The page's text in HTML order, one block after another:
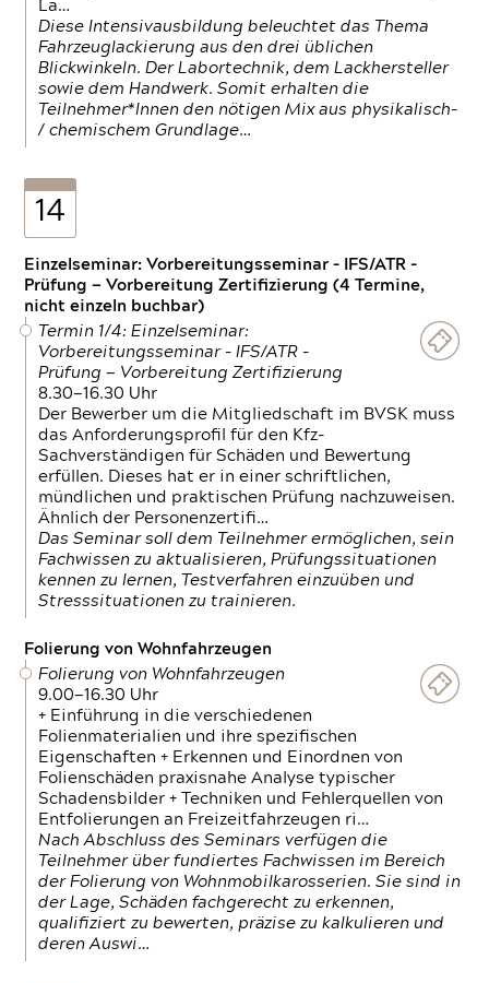
La…
Diese Intensivausbildung beleuchtet das Thema
Fahrzeuglackierung aus den drei üblichen
Blickwinkeln. Der Labortechnik, dem Lackhersteller
sowie dem Handwerk. Somit erhalten die
Teilnehmer*Innen den nötigen Mix aus physikalisch-
/ chemischem Grundlage…
14
Einzelseminar: Vorbereitungsseminar - IFS/ATR -
Prüfung — Vorbereitung Zertifizierung (4 Termine,
nicht einzeln buchbar)
Termin 1/4: Einzelseminar:
Vorbereitungsseminar - IFS/ATR -
Prüfung — Vorbereitung Zertifizierung
8.30—16.30 Uhr
Der Bewerber um die Mitgliedschaft im BVSK muss
das Anforderungsprofil für den Kfz-
Sachverständigen für Schäden und Bewertung
erfüllen. Dieses hat er in einer schriftlichen,
mündlichen und praktischen Prüfung nachzuweisen.
Ähnlich der Personenzertifi…
Das Seminar soll dem Teilnehmer ermöglichen, sein
Fachwissen zu aktualisieren, Prüfungssituationen
kennen zu lernen, Testverfahren einzuüben und
Stresssituationen zu trainieren.
Folierung von Wohnfahrzeugen
Folierung von Wohnfahrzeugen
9.00—16.30 Uhr
+ Einführung in die verschiedenen
Folienmaterialien und ihre spezifischen
Eigenschaften + Erkennen und Einordnen von
Folienschäden praxisnahe Analyse typischer
Schadensbilder + Techniken und Fehlerquellen von
Entfolierungen an Freizeitfahrzeugen ri…
Nach Abschluss des Seminars verfügen die
Teilnehmer über fundiertes Fachwissen im Bereich
der Folierung von Wohnmobilkarosserien. Sie sind in
der Lage, Schäden fachgerecht zu erkennen,
qualifiziert zu bewerten, präzise zu kalkulieren und
deren Auswi…